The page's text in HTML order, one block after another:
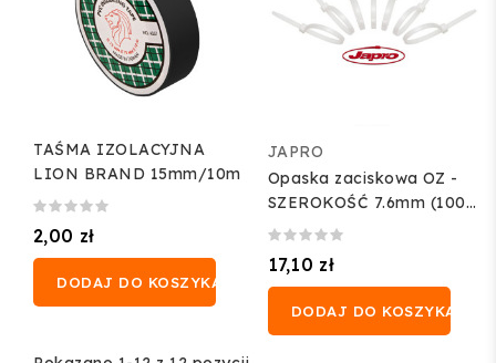
TAŚMA IZOLACYJNA
LION BRAND 15mm/10m
2,00 zł
DODAJ DO KOSZYKA
JAPRO
Opaska zaciskowa OZ -
SZEROKOŚĆ 7.6mm (100
szt.)
17,10 zł
DODAJ DO KOSZYKA